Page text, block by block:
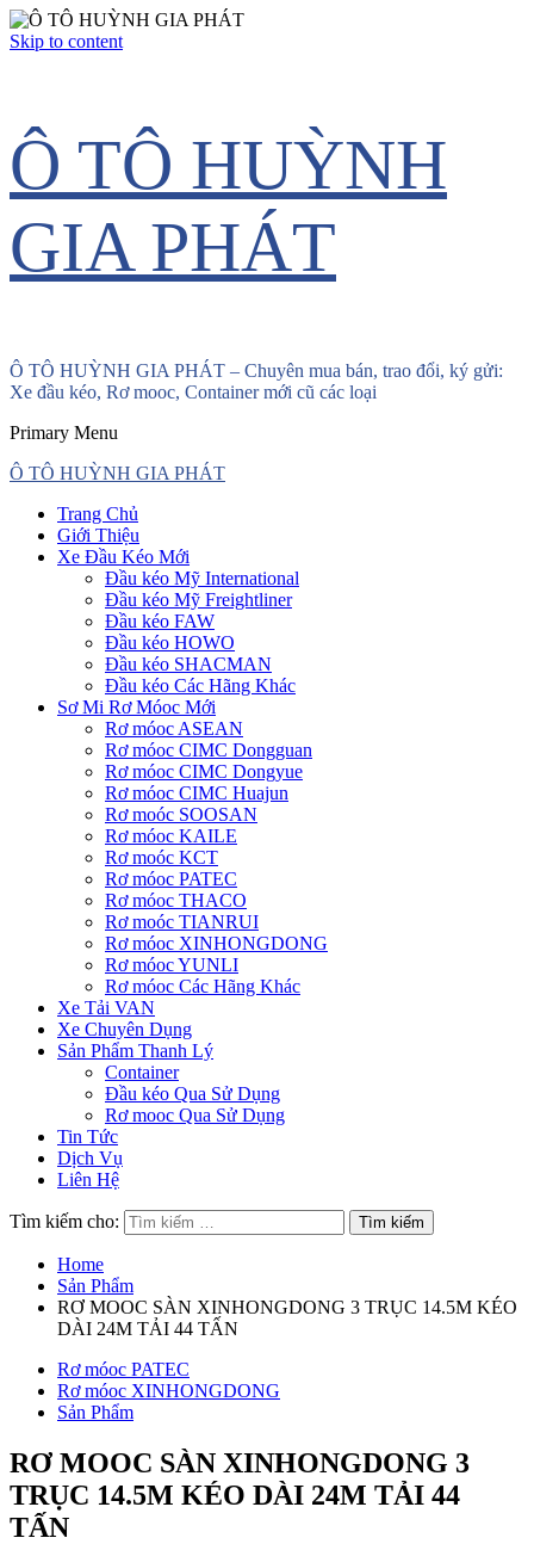
Skip to content
Ô TÔ HUỲNH
GIA PHÁT
Ô TÔ HUỲNH GIA PHÁT – Chuyên mua bán, trao đổi, ký gửi:
Xe đầu kéo, Rơ mooc, Container mới cũ các loại
Primary Menu
Ô TÔ HUỲNH GIA PHÁT
Trang Chủ
Giới Thiệu
Xe Đầu Kéo Mới
Đầu kéo Mỹ International
Đầu kéo Mỹ Freightliner
Đầu kéo FAW
Đầu kéo HOWO
Đầu kéo SHACMAN
Đầu kéo Các Hãng Khác
Sơ Mi Rơ Móoc Mới
Rơ móoc ASEAN
Rơ móoc CIMC Dongguan
Rơ móoc CIMC Dongyue
Rơ móoc CIMC Huajun
Rơ moóc SOOSAN
Rơ móoc KAILE
Rơ moóc KCT
Rơ móoc PATEC
Rơ móoc THACO
Rơ moóc TIANRUI
Rơ móoc XINHONGDONG
Rơ móoc YUNLI
Rơ móoc Các Hãng Khác
Xe Tải VAN
Xe Chuyên Dụng
Sản Phẩm Thanh Lý
Container
Đầu kéo Qua Sử Dụng
Rơ mooc Qua Sử Dụng
Tin Tức
Dịch Vụ
Liên Hệ
Tìm kiếm cho:
Home
Sản Phẩm
RƠ MOOC SÀN XINHONGDONG 3 TRỤC 14.5M KÉO
DÀI 24M TẢI 44 TẤN
Rơ móoc PATEC
Rơ móoc XINHONGDONG
Sản Phẩm
RƠ MOOC SÀN XINHONGDONG 3
TRỤC 14.5M KÉO DÀI 24M TẢI 44
TẤN